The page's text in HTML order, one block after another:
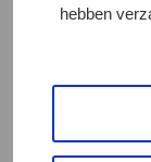
hebben
Lidl is met
Deltaplan